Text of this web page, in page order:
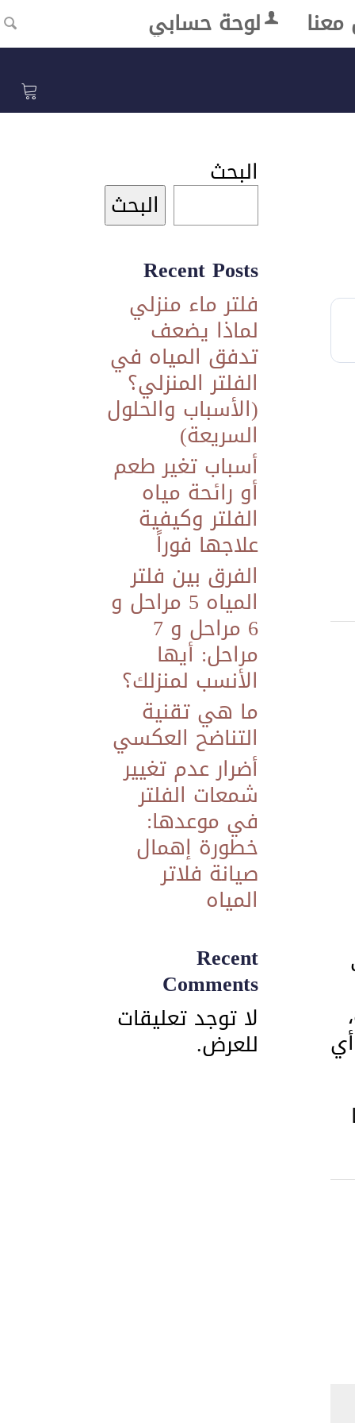
لوحة حسابي
البحث
البحث
Recent Posts
فلتر ماء منزلي
لماذا يضعف
تدفق المياه في
الفلتر المنزلي؟
(الأسباب والحلول
السريعة)
أسباب تغير طعم
أو رائحة مياه
الفلتر وكيفية
علاجها فوراً
الفرق بين فلتر
المياه 5 مراحل و
6 مراحل و 7
مراحل: أيها
الأنسب لمنزلك؟
ما هي تقنية
التناضح العكسي
​أضرار عدم تغيير
شمعات الفلتر
في موعدها:
خطورة إهمال
صيانة فلاتر
المياه
Recent
Comments
لا توجد تعليقات
للعرض.